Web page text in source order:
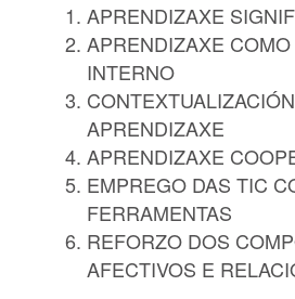
APRENDIZAXE
APRENDIZAXE
INTERNO
APRENDIZAXE
APRENDIZAXE
EMPREGO DAS TIC
FERRAMENTAS
REFORZO DOS
AFECTIVOS E